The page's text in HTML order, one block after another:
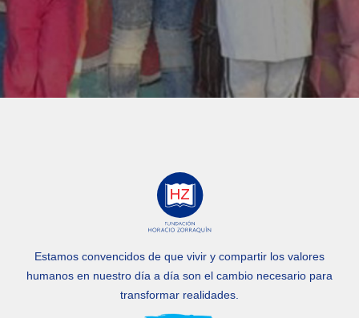
Estamos convencidos de que vivir y compartir los valores
humanos en nuestro día a día son el cambio necesario para
transformar realidades.